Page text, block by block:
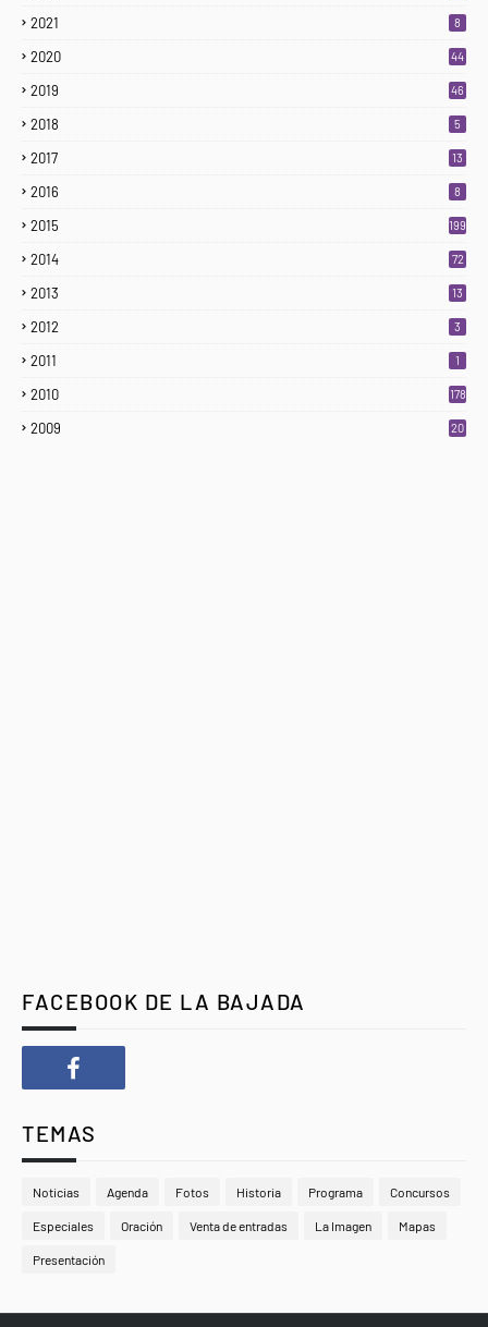
2021 8
2020 44
2019 46
2018 5
2017 13
2016 8
2015 199
2014 72
2013 13
2012 3
2011 1
2010 178
2009 20
FACEBOOK DE LA BAJADA
TEMAS
Noticias Agenda Fotos Historia Programa Concursos
Especiales Oración Venta de entradas La Imagen Mapas
Presentación